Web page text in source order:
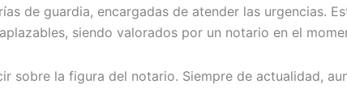
de guardia, encargadas de atender las urgencias.
siendo valorados por un notario en el
sobre la figura del notario. Siempre de actualidad,